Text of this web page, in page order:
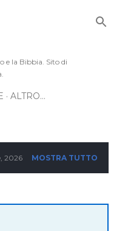
e la Bibbia. Sito di
ALTRO…
2026 MOSTRA TUTTO